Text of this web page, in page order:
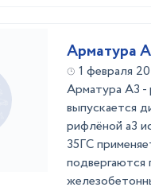
Арматура
1 февраля
Арматура А3 -
выпускается
рифлёной а3
35ГС
подвергаются